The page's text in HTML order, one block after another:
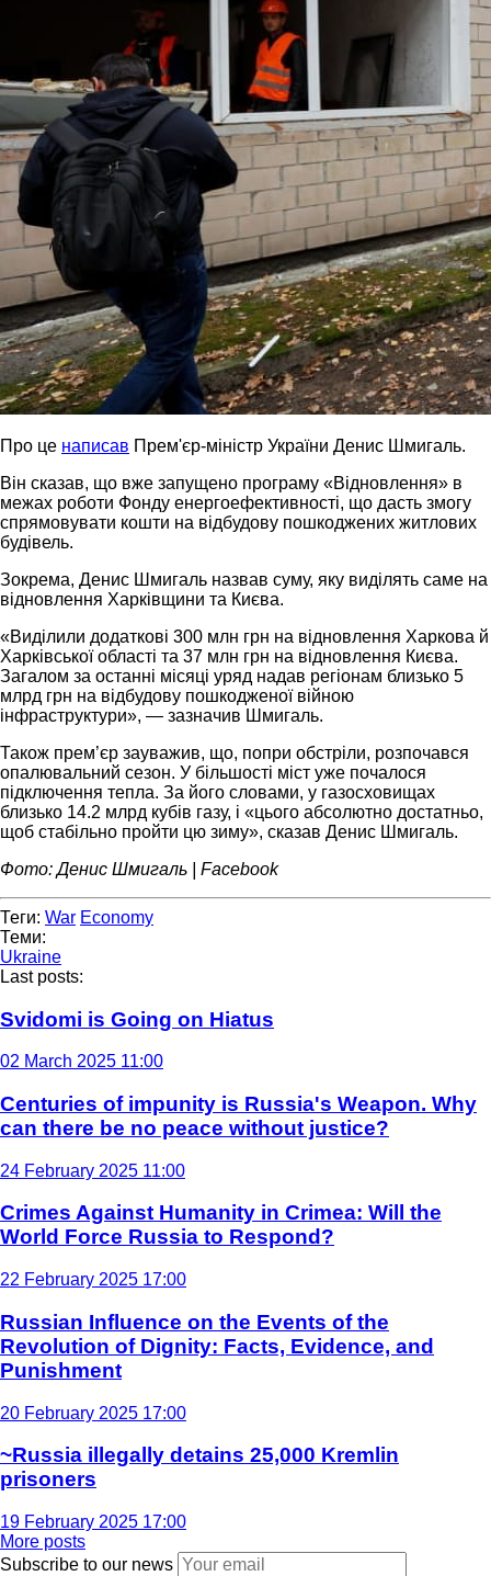
Про це написав Прем'єр-міністр України Денис Шмигаль.
Він сказав, що вже запущено програму «Відновлення» в
межах роботи Фонду енергоефективності, що дасть змогу
спрямовувати кошти на відбудову пошкоджених житлових
будівель.
Зокрема, Денис Шмигаль назвав суму, яку виділять саме на
відновлення Харківщини та Києва.
«Виділили додаткові 300 млн грн на відновлення Харкова й
Харківської області та 37 млн грн на відновлення Києва.
Загалом за останні місяці уряд надав регіонам близько 5
млрд грн на відбудову пошкодженої війною
інфраструктури», — зазначив Шмигаль.
Також прем’єр зауважив, що, попри обстріли, розпочався
опалювальний сезон. У більшості міст уже почалося
підключення тепла. За його словами, у газосховищах
близько 14.2 млрд кубів газу, і «цього абсолютно достатньо,
щоб стабільно пройти цю зиму», сказав Денис Шмигаль.
Фото: Денис Шмигаль | Facebook
Теги: War Economy
Теми:
Ukraine
Last posts:
Svidomi is Going on Hiatus
02 March 2025 11:00
Centuries of impunity is Russia's Weapon. Why
can there be no peace without justice?
24 February 2025 11:00
Crimes Against Humanity in Crimea: Will the
World Force Russia to Respond?
22 February 2025 17:00
Russian Influence on the Events of the
Revolution of Dignity: Facts, Evidence, and
Punishment
20 February 2025 17:00
~Russia illegally detains 25,000 Kremlin
prisoners
19 February 2025 17:00
More posts
Subscribe to our news